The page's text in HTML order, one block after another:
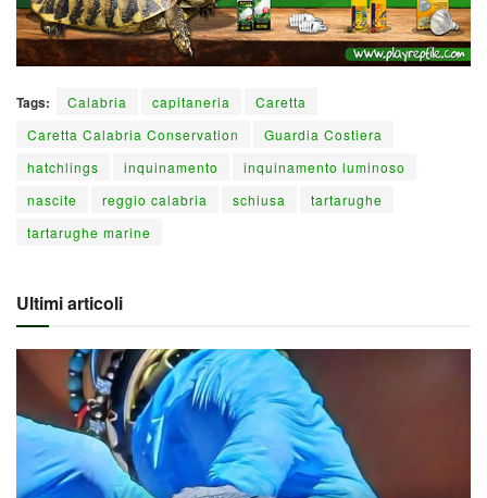
Tags: Calabria capitaneria
Caretta
Caretta Calabria Conservation
Guardia Costiera
hatchlings
inquinamento
inquinamento luminoso
nascite
reggio calabria schiusa
tartarughe
tartarughe marine
Ultimi articoli